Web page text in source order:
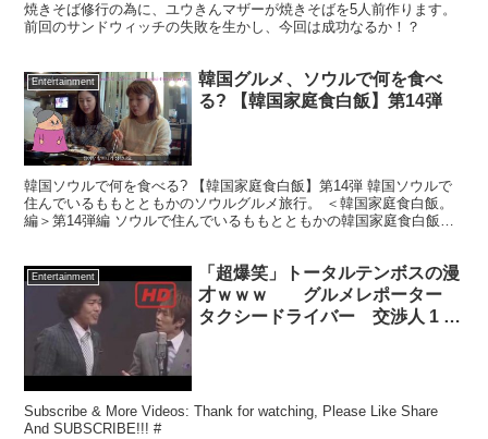
焼きそば修行の為に、ユウきんマザーが焼きそばを5人前作ります。
前回のサンドウィッチの失敗を生かし、今回は成功なるか！？
Entertainment
韓国グルメ、ソウルで何を食べ
る? 【韓国家庭食白飯】第14弾
韓国ソウルで何を食べる? 【韓国家庭食白飯】第14弾 韓国ソウルで
住んでいるももとともかのソウルグルメ旅行。 ＜韓国家庭食白飯。
編＞第14弾編 ソウルで住んでいるももとともかの韓国家庭食白飯経
Entertainment
「超爆笑」トータルテンボスの漫
才ｗｗｗ グルメレポーター
タクシードライバー 交渉人 1 …
Subscribe & More Videos: Thank for watching, Please Like Share
And SUBSCRIBE!!! #